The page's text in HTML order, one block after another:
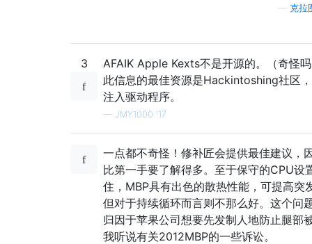
克拉
3
AFAIK Apple Kexts不是开源的。（奇怪
此信息的最佳资源是Hackintoshing社区
注入驱动程序。
— JMY1000 '17
一点都不奇怪！修补匠会提供最佳建议，
比第一手要了解得多。至于保守的CPU设
住，MBP具有出色的散热性能，可提高突
但对于持续循环而言则不那么好。这个问
归因于苹果公司想要先发制人地防止腿部
我听说有关2012MBP的一些诉讼。